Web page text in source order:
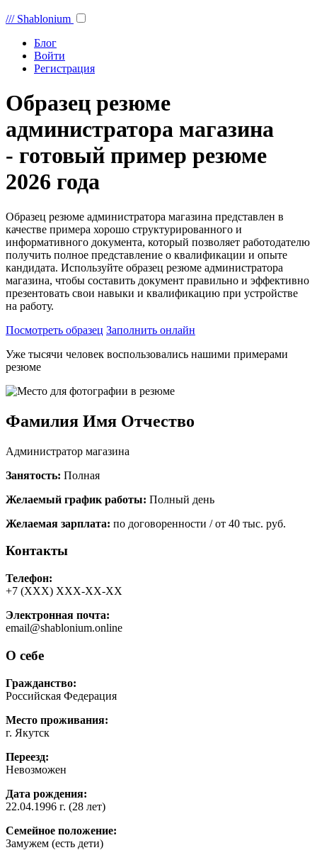
/// Shablonium
Блог
Войти
Регистрация
Образец резюме
администратора магазина
- готовый пример резюме
2026 года
Образец резюме администратора магазина представлен в
качестве примера хорошо структурированного и
информативного документа, который позволяет работодателю
получить полное представление о квалификации и опыте
кандидата. Используйте образец резюме администратора
магазина, чтобы составить документ правильно и эффективно
презентовать свои навыки и квалификацию при устройстве
на работу.
Посмотреть образец Заполнить онлайн
Уже тысячи человек воспользовались нашими примерами
резюме
Фамилия Имя Отчество
Администратор магазина
Занятость: Полная
Желаемый график работы: Полный день
Желаемая зарплата: по договоренности / от 40 тыс. руб.
Контакты
Телефон:
+7 (ХХХ) ХХХ-ХХ-ХХ
Электронная почта:
email@shablonium.online
О себе
Гражданство:
Российская Федерация
Место проживания:
г. Якутск
Переезд:
Невозможен
Дата рождения:
22.04.1996 г. (28 лет)
Семейное положение:
Замужем (есть дети)